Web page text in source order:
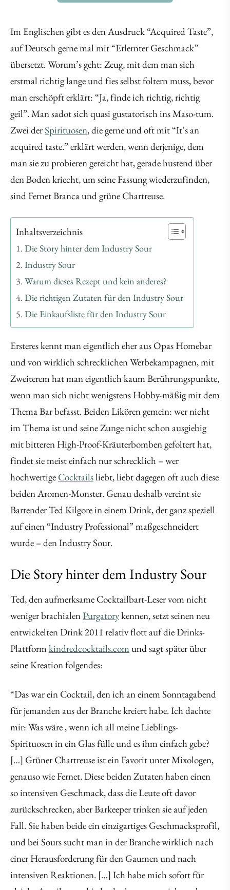
Im Englischen gibt es den Ausdruck “Acquired Taste”,
auf Deutsch gerne mal mit “Erlernter Geschmack”
übersetzt. Worum’s geht: Zeug, mit dem man sich
erstmal richtig lange und fies selbst foltern muss, bevor
man erschöpft erklärt: “Ja, finde ich richtig, richtig
geil”. Man sadot sich quasi gustatorisch ins Maso-tum.
Zwei derSpirituosen, die gerne und oft mit “It’s an
acquired taste.” erklärt werden, wenn derjenige, dem
man sie zu probieren gereicht hat, gerade hustend über
den Boden kriecht, um seine Fassung wiederzufinden,
sind Fernet Branca und grüne Chartreuse.
Inhaltsverzeichnis
Die Story hinter dem Industry Sour
Industry Sour
Warum dieses Rezept und kein anderes?
Die richtigen Zutaten für den Industry Sour
Die Einkaufsliste für den Industry Sour
Ersteres kennt man eigentlich eher aus Opas Homebar
und von wirklich schrecklichen Werbekampagnen, mit
Zweiterem hat man eigentlich kaum Berührungspunkte,
wenn man sich nicht wenigstens Hobby-mäßig mit dem
Thema Bar befasst. Beiden Likören gemein: wer nicht
im Thema ist und seine Zunge nicht schon ausgiebig
mit bitteren High-Proof-Kräuterbomben gefoltert hat,
findet sie meist einfach nur schrecklich – wer
hochwertige Cocktailsliebt, liebt dagegen oft auch diese
beiden Aromen-Monster. Genau deshalb vereint sie
Bartender Ted Kilgore in einem Drink, der ganz speziell
auf einen “Industry Professional” maßgeschneidert
wurde – den Industry Sour.
Die Story hinter dem Industry Sour
Ted, den aufmerksame Cocktailbart-Leser vom nicht
weniger brachialenPurgatorykennen, setzt seinen neu
entwickelten Drink 2011 relativ flott auf die Drinks-
Plattformkindredcocktails.com und sagt später über
seine Kreation folgendes:
“Das war ein Cocktail, den ich an einem Sonntagabend
für jemanden aus der Branche kreiert habe. Ich dachte
mir: Was wäre , wenn ich all meine Lieblings-
Spirituosen in ein Glas fülle und es ihm einfach gebe?
[…] Grüner Chartreuse ist ein Favorit unter Mixologen,
genauso wie Fernet. Diese beiden Zutaten haben einen
so intensiven Geschmack, dass die Leute oft davor
zurückschrecken, aber Barkeeper trinken sie auf jeden
Fall. Sie haben beide ein einzigartiges Geschmacksprofil,
und bei Sours sucht man in der Branche wirklich nach
einer Herausforderung für den Gaumen und nach
intensiven Reaktionen. […] Ich habe mich sofort für